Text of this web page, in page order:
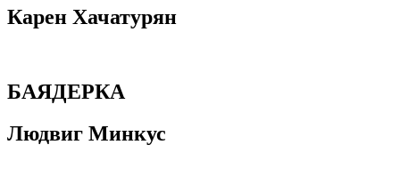
Карен Хачатурян
БАЯДЕРКА
Людвиг Минкус